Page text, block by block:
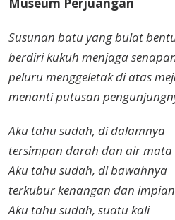
Susunan batu yang bulat
berdiri kukuh menjaga
peluru menggeletak di atas
menanti putusan
Aku tahu sudah, di dalamnya
tersimpan darah dan air mata
Aku tahu sudah, di bawahnya
terkubur kenangan dan impian
Aku tahu sudah, suatu kali